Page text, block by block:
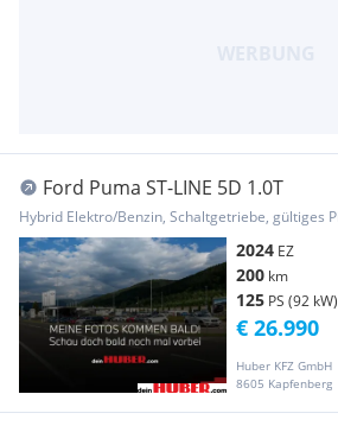
Ford Puma ST-LINE 5D 1.0T
2024 EZ
200 km
125 PS (92 kW)
Huber KFZ GmbH
8605 Kapfenberg
€ 26.990